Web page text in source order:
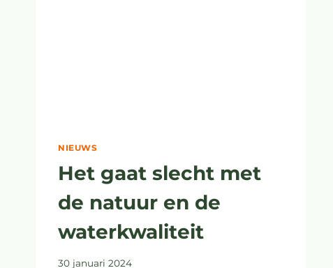
NIEUWS
Het gaat slecht met
de natuur en de
waterkwaliteit
30 januari 2024